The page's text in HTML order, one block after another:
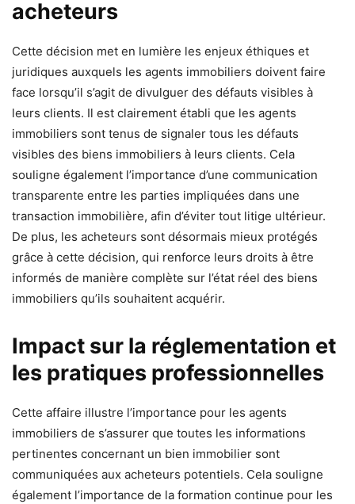
acheteurs
Cette décision met en lumière les enjeux éthiques et
juridiques auxquels les agents immobiliers doivent faire
face lorsqu’il s’agit de divulguer des défauts visibles à
leurs clients. Il est clairement établi que les agents
immobiliers sont tenus de signaler tous les défauts
visibles des biens immobiliers à leurs clients. Cela
souligne également l’importance d’une communication
transparente entre les parties impliquées dans une
transaction immobilière, afin d’éviter tout litige ultérieur.
De plus, les acheteurs sont désormais mieux protégés
grâce à cette décision, qui renforce leurs droits à être
informés de manière complète sur l’état réel des biens
immobiliers qu’ils souhaitent acquérir.
Impact sur la réglementation et
les pratiques professionnelles
Cette affaire illustre l’importance pour les agents
immobiliers de s’assurer que toutes les informations
pertinentes concernant un bien immobilier sont
communiquées aux acheteurs potentiels. Cela souligne
également l’importance de la formation continue pour les